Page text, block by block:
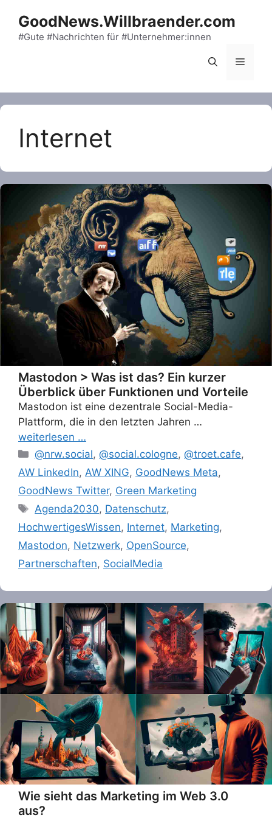
content
GoodNews.Willbraender.com
#Gute #Nachrichten für #Unternehmer:innen
Menu
Internet
Mastodon > Was ist das? Ein kurzer
Überblick über Funktionen und Vorteile
Mastodon ist eine dezentrale Social-Media-
Plattform, die in den letzten Jahren …
weiterlesen …
Categories
@nrw.social,@social.cologne,@troet.cafe,
AW LinkedIn, AW XING, GoodNews Meta,
GoodNews Twitter, Green Marketing
Tags
Agenda2030, Datenschutz,
HochwertigesWissen, Internet, Marketing,
Mastodon, Netzwerk, OpenSource,
Partnerschaften, SocialMedia
Wie sieht das Marketing im Web 3.0
aus?